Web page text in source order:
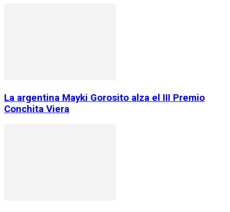
La argentina Mayki Gorosito alza el III Premio
Conchita Viera